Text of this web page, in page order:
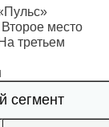
место
третьем
сегмент